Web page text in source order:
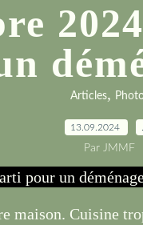
Articles,
13.09.2024
Par JMMF
maison. Cuisine